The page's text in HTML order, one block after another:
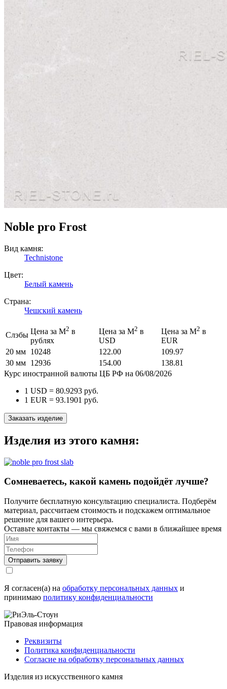
Noble pro Frost
Вид камня:
Technistone
Цвет:
Белый камень
Страна:
Чешский камень
Слэбы Цена за М2 в
рублях
Цена за М2 в
USD
Цена за М2 в
EUR
20 мм 10248 122.00
109.97
30 мм 12936 154.00
138.81
Курс иностранной валюты ЦБ РФ на 06/08/2026
1 USD = 80.9293 руб.
1 EUR = 93.1901 руб.
Заказать изделие
Изделия из этого камня:
Сомневаетесь, какой камень подойдёт лучше?
Получите бесплатную консультацию специалиста. Подберём
материал, рассчитаем стоимость и подскажем оптимальное
решение для вашего интерьера.
Оставьте контакты — мы свяжемся с вами в ближайшее время
Я согласен(а) на обработку персональных данных и
принимаю политику конфиденциальности
Правовая информация
Реквизиты
Политика конфиденциальности
Согласие на обработку персональных данных
Изделия из искусственного камня